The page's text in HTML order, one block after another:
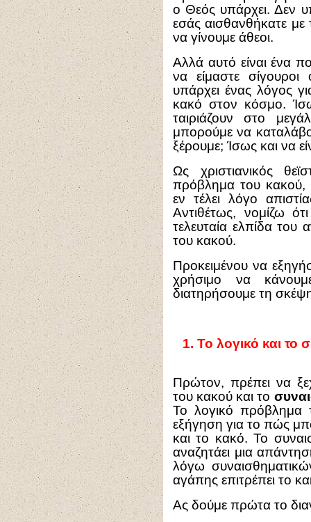
ο Θεός υπάρχει. Δεν
εσάς αισθανθήκατε με
να γίνουμε άθεοι.
Αλλά αυτό είναι ένα
να είμαστε
υπάρχει ένας λόγος
κακό στον κόσμο.
ταιριάζουν στο
μπορούμε να
ξέρουμε; Ίσως και να
Ως χριστιανικός
πρόβλημα του κακού,
εν τέλει λόγο
Αντιθέτως, νομίζω
τελευταία ελπίδα
του κακού.
Προκειμένου να
χρήσιμο να
διατηρήσουμε τη
1. Το λογικό και το
Πρώτον, πρέπει να
του κακού και το
Το λογικό πρόβλημα
εξήγηση για το πώς
και το κακό. Το
αναζητάει μια
λόγω
αγάπης επιτρέπει το
Ας δούμε πρώτα το